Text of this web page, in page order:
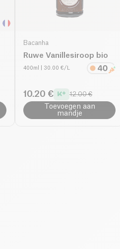
Bacanha
Ruwe Vanillesiroop bio
400ml | 30.00 €/L
10.20 € 12.00 €
Toevoegen aan
mandje